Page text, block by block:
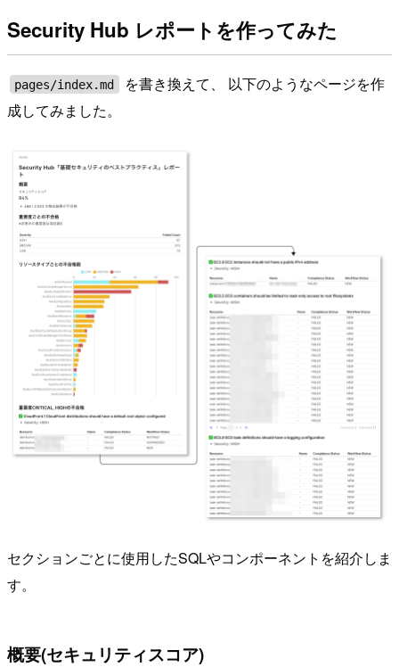
Security Hub レポートを作ってみた
pages/index.md
を書き換えて、 以下のようなページを作
成してみました。
セクションごとに使用したSQLやコンポーネントを紹介しま
す。
概要(セキュリティスコア)